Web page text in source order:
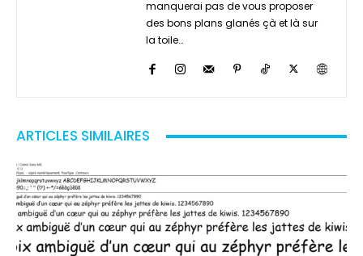
manquerai pas de vous proposer
des bons plans glanés çà et là sur
la toile…
ARTICLES SIMILAIRES